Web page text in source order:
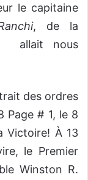
le capitaine
, de la
allait nous
des ordres
Page # 1, le 8
Victoire! À 13
le Premier
Winston R.